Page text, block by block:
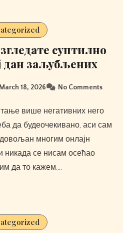
суптилно
дан заљубљених
March 18, 2026 No Comments
да будеочекивано, аси сам
многим онлајн
никада се нисам осећао
да то кажем.…